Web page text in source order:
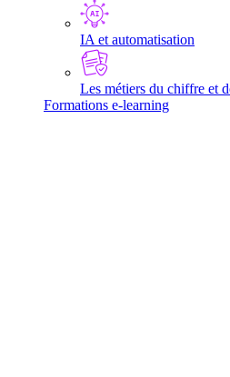
IA et automatisation
Les métiers du chiffre et
Formations e-learning